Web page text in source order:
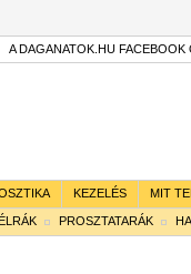
A DAGANATOK.HU FACEBOOK
KEZELÉS MIT
PROSZTATARÁK